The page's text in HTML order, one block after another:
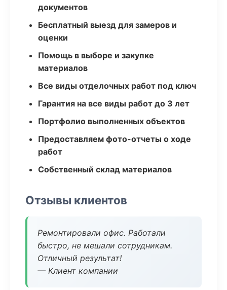
документов
Бесплатный выезд для замеров и
оценки
Помощь в выборе и закупке
материалов
Все виды отделочных работ под ключ
Гарантия на все виды работ до 3 лет
Портфолио выполненных объектов
Предоставляем фото-отчеты о ходе
работ
Собственный склад материалов
Отзывы клиентов
Ремонтировали офис. Работали
быстро, не мешали сотрудникам.
Отличный результат!
— Клиент компании